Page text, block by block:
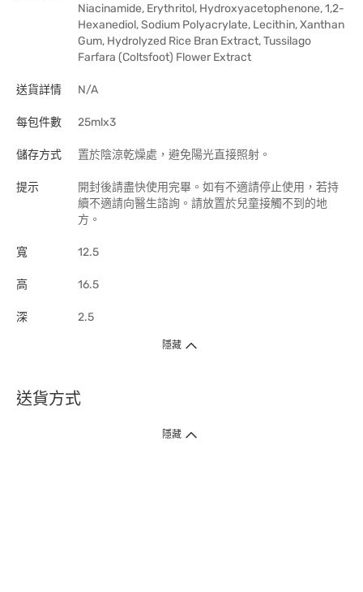
Niacinamide, Erythritol, Hydroxyacetophenone, 1,2-
Hexanediol, Sodium Polyacrylate, Lecithin, Xanthan
Gum, Hydrolyzed Rice Bran Extract, Tussilago
Farfara (Coltsfoot) Flower Extract
送貨詳情 N/A
每包件數 25mlx3
儲存方式 置於陰涼乾燥處，避免陽光直接照射。
提示
開封後請盡快使用完畢。如有不適請停止使用，若持
續不適請向醫生諮詢。請放置於兒童接觸不到的地
方。
寬 12.5
高 16.5
深 2.5
隱藏
送貨方式
1. 送貨到府（受衛生署條例規管產品除外 ）
隱藏